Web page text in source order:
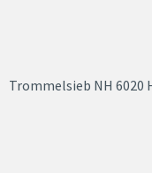
Trommelsieb NH 6020